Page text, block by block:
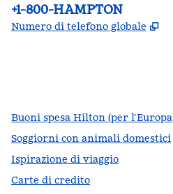
Telefono:
+1-800-HAMPTON
Numero di telefono globale ,
Buoni spesa Hilton (per
Soggiorni con animali domestici
Ispirazione di viaggio
Carte di credito